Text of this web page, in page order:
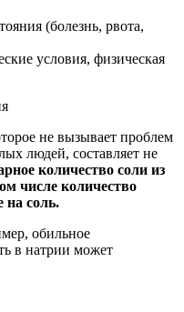
(болезнь, рвота,
условия, физическая
не вызывает проблем
людей, составляет не
количество соли из
числе количество
на соль.
обильное
в натрии может